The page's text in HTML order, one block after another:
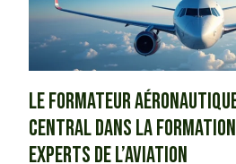
Le formateur
central dans la
experts de l’aviation